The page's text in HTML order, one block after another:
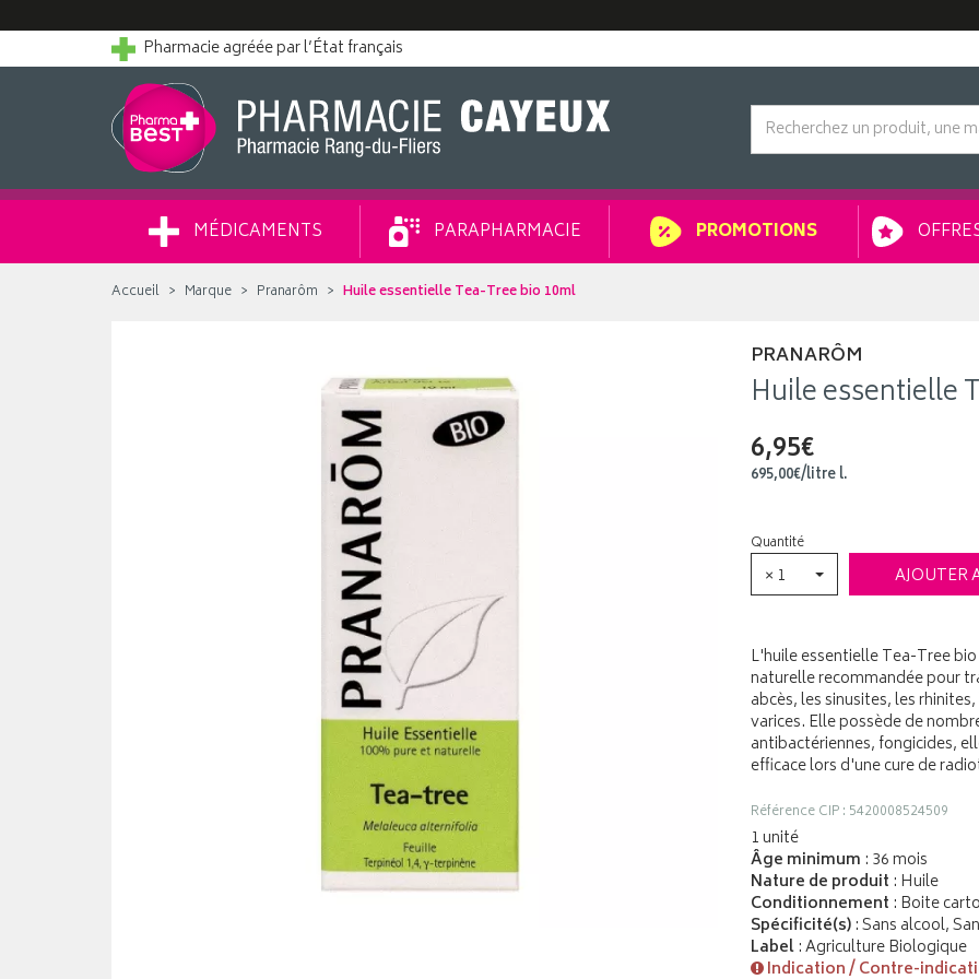
Pharmacie agréée par l’État français
MÉDICAMENTS PARAPHARMACIE PROMOTIONS
Accueil Marque Pranarôm Huile essentielle Tea-Tree bio 10ml
PRANARÔM
Huile essentielle
6,95€
695,00€/litrel.
Quantité
× 1 AJOUTER
L'huile essentielle Tea-Tree
naturelle recommandée pour
abcès, les sinusites, les
varices. Elle possède de
antibactériennes, fongicides,
efficace lors d'une cure de
Référence CIP : 5420008524509
1 unité
Âge minimum : 36 mois
Nature de produit : Huile
Conditionnement : Boite
Spécificité(s): Sans alcool,
Label: Agriculture Biologique
Indication / Contre-